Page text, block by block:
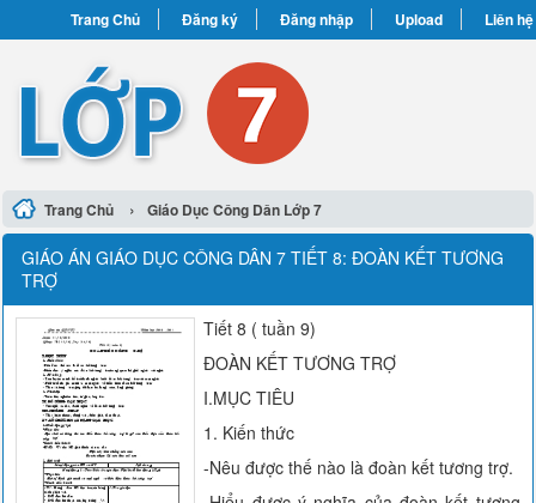
Trang Chủ Đăng ký Đăng nhập Upload Liên hệ
Trang Chủ › Giáo Dục Công Dân Lớp 7
GIÁO ÁN GIÁO DỤC CÔNG DÂN 7 TIẾT 8: ĐOÀN KẾT TƯƠNG
TRỢ
Tiết 8 ( tuần 9)
ĐOÀN KẾT TƯƠNG TRỢ
I.MỤC TIÊU
1. Kiến thức
-Nêu được thế nào là đoàn kết tương trợ.